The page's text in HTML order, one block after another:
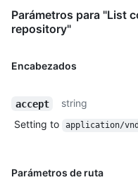
Parámetros para "List
repository"
Encabezados
accept
string
Setting to
application/
Parámetros de ruta